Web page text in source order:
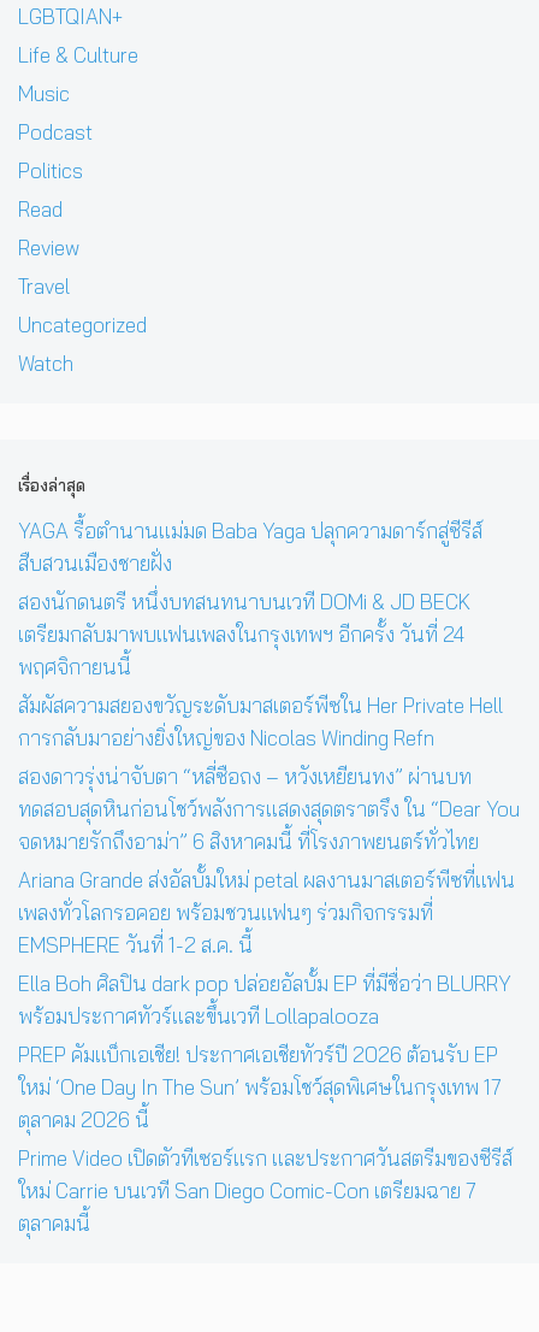
LGBTQIAN+
Life & Culture
Music
Podcast
Politics
Read
Review
Travel
Uncategorized
Watch
เรื่องล่าสุด
YAGA รื้อตำนานแม่มด Baba Yaga ปลุกความดาร์กสู่ซีรีส์
สืบสวนเมืองชายฝั่ง
สองนักดนตรี หนึ่งบทสนทนาบนเวที DOMi & JD BECK
เตรียมกลับมาพบแฟนเพลงในกรุงเทพฯ อีกครั้ง วันที่ 24
พฤศจิกายนนี้
สัมผัสความสยองขวัญระดับมาสเตอร์พีซใน Her Private Hell
การกลับมาอย่างยิ่งใหญ่ของ Nicolas Winding Refn
สองดาวรุ่งน่าจับตา “หลี่ซือถง – หวังเหยียนทง” ผ่านบท
ทดสอบสุดหินก่อนโชว์พลังการแสดงสุดตราตรึง ใน “Dear You
จดหมายรักถึงอาม่า” 6 สิงหาคมนี้ ที่โรงภาพยนตร์ทั่วไทย
Ariana Grande ส่งอัลบั้มใหม่ petal ผลงานมาสเตอร์พีซที่แฟน
เพลงทั่วโลกรอคอย พร้อมชวนแฟนๆ ร่วมกิจกรรมที่
EMSPHERE วันที่ 1-2 ส.ค. นี้
Ella Boh ศิลปิน dark pop ปล่อยอัลบั้ม EP ที่มีชื่อว่า BLURRY
พร้อมประกาศทัวร์และขึ้นเวที Lollapalooza
PREP คัมแบ็กเอเชีย! ประกาศเอเชียทัวร์ปี 2026 ต้อนรับ EP
ใหม่ ‘One Day In The Sun’ พร้อมโชว์สุดพิเศษในกรุงเทพ 17
ตุลาคม 2026 นี้
Prime Video เปิดตัวทีเซอร์แรก และประกาศวันสตรีมของซีรีส์
ใหม่ Carrie บนเวที San Diego Comic-Con เตรียมฉาย 7
ตุลาคมนี้